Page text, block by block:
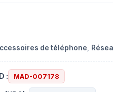
de téléphone,
: MAD-007178